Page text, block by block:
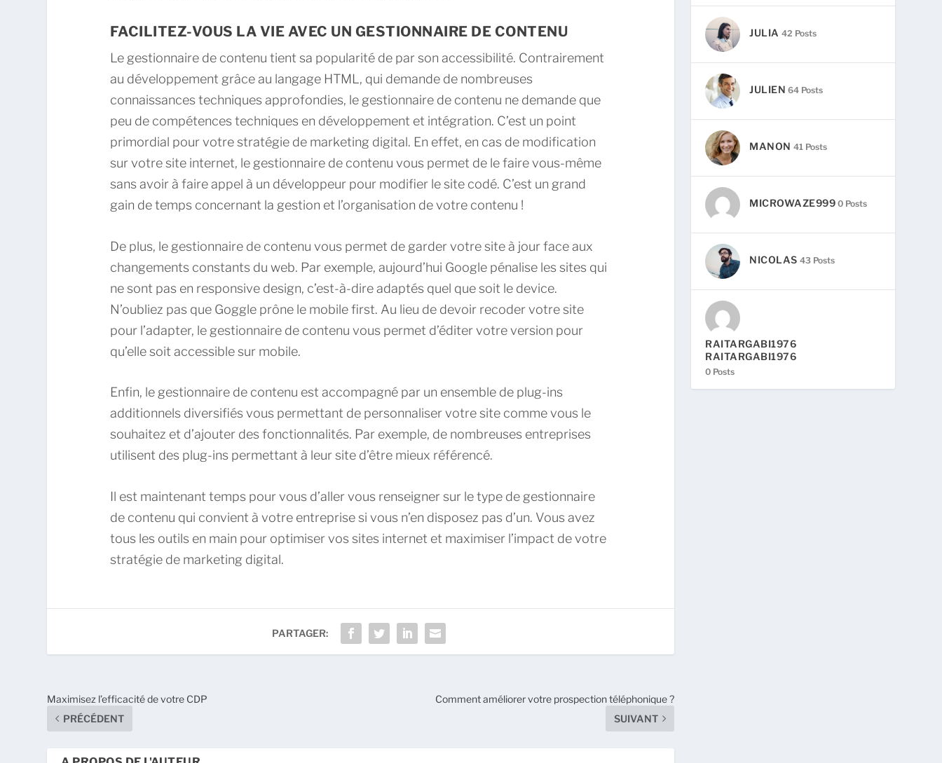
FACILITEZ-VOUS LA VIE AVEC UN GESTIONNAIRE DE CONTENU
Le gestionnaire de contenu tient sa popularité de par son accessibilité. Contrairement
au développement grâce au langage HTML, qui demande de nombreuses
connaissances techniques approfondies, le gestionnaire de contenu ne demande que
peu de compétences techniques en développement et intégration. C’est un point
primordial pour votre stratégie de marketing digital. En effet, en cas de modification
sur votre site internet, le gestionnaire de contenu vous permet de le faire vous-même
sans avoir à faire appel à un développeur pour modifier le site codé. C’est un grand
gain de temps concernant la gestion et l’organisation de votre contenu !
De plus, le gestionnaire de contenu vous permet de garder votre site à jour face aux
changements constants du web. Par exemple, aujourd’hui Google pénalise les sites qui
ne sont pas en responsive design, c’est-à-dire adaptés quel que soit le device.
N’oubliez pas que Goggle prône le mobile first. Au lieu de devoir recoder votre site
pour l’adapter, le gestionnaire de contenu vous permet d’éditer votre version pour
qu’elle soit accessible sur mobile.
Enfin, le gestionnaire de contenu est accompagné par un ensemble de plug-ins
additionnels diversifiés vous permettant de personnaliser votre site comme vous le
souhaitez et d’ajouter des fonctionnalités. Par exemple, de nombreuses entreprises
utilisent des plug-ins permettant à leur site d’être mieux référencé.
Il est maintenant temps pour vous d’aller vous renseigner sur le type de gestionnaire
de contenu qui convient à votre entreprise si vous n’en disposez pas d’un. Vous avez
tous les outils en main pour optimiser vos sites internet et maximiser l’impact de votre
stratégie de marketing digital.
PARTAGER:
Maximisez l’efficacité de votre CDP
PRÉCÉDENT
Comment améliorer votre prospection téléphonique ?
SUIVANT
JULIA 42 Posts
JULIEN 64 Posts
MANON 41 Posts
MICROWAZE999 0 Posts
NICOLAS 43 Posts
RAITARGABI1976
RAITARGABI1976
0 Posts